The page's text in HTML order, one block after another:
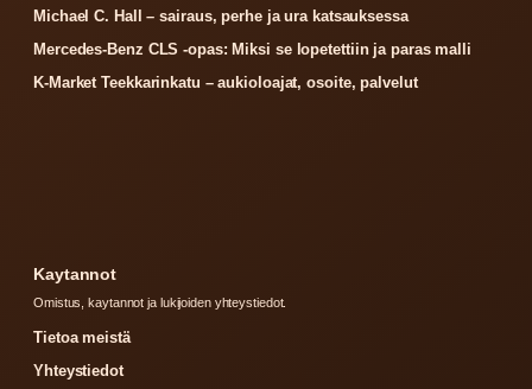
Michael C. Hall – sairaus, perhe ja ura katsauksessa
Mercedes-Benz CLS -opas: Miksi se lopetettiin ja paras malli
K-Market Teekkarinkatu – aukioloajat, osoite, palvelut
Kaytannot
Omistus, kaytannot ja lukijoiden yhteystiedot.
Tietoa meistä
Yhteystiedot